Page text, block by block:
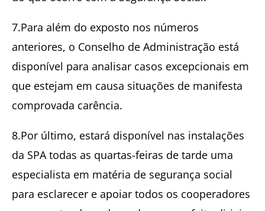
7.Para além do exposto nos números
anteriores, o Conselho de Administração está
disponível para analisar casos excepcionais em
que estejam em causa situações de manifesta
comprovada carência.
8.Por último, estará disponível nas instalações
da SPA todas as quartas-feiras de tarde uma
especialista em matéria de segurança social
para esclarecer e apoiar todos os cooperadores